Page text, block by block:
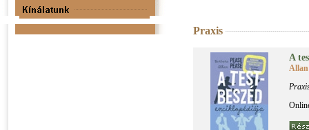
Praxis
A
Allan